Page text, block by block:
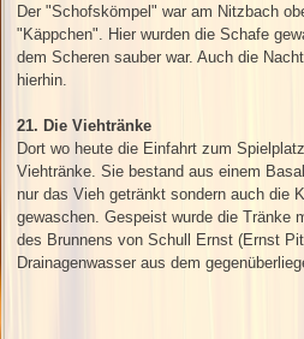
Der "Schofskömpel" war am Nitzbach
"Käppchen". Hier wurden die Schafe
dem Scheren sauber war. Auch die
hierhin.
21. Die Viehtränke
Dort wo heute die Einfahrt zum
Viehtränke. Sie bestand aus einem
nur das Vieh getränkt sondern auch die
gewaschen. Gespeist wurde die Tränke
des Brunnens von Schull Ernst (Ernst
Drainagenwasser aus dem